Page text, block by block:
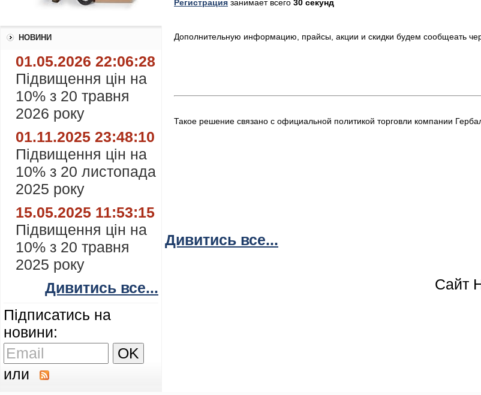
НОВИНИ
01.05.2026 22:06:28
Підвищення цін на
10% з 20 травня
2026 року
01.11.2025 23:48:10
Підвищення цін на
10% з 20 листопада
2025 року
15.05.2025 11:53:15
Підвищення цін на
10% з 20 травня
2025 року
Дивитись все...
Підписатись на
новини:
или
Регистрация занимает всего 30 секунд
Дополнительную информацию, прайсы, акции и скидки будем сообщеать
Такое решение связано с официальной политикой торговли компании
Дивитись все...
Сайт